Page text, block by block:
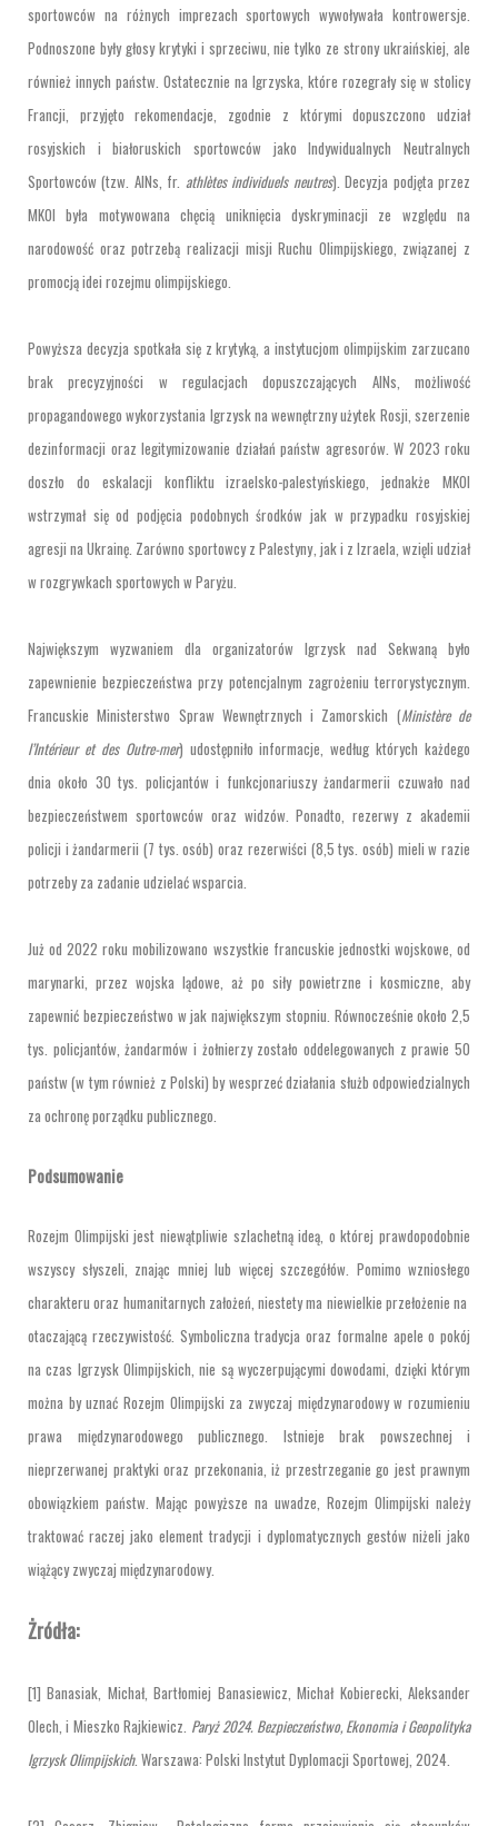
sportowców na różnych imprezach sportowych wywoływała kontrowersje.
Podnoszone były głosy krytyki i sprzeciwu, nie tylko ze strony ukraińskiej, ale
również innych państw. Ostatecznie na Igrzyska, które rozegrały się w stolicy
Francji, przyjęto rekomendacje, zgodnie z którymi dopuszczono udział
rosyjskich i białoruskich sportowców jako Indywidualnych Neutralnych
Sportowców (tzw. AINs, fr. athlètes individuels neutres). Decyzja podjęta przez
MKOI była motywowana chęcią uniknięcia dyskryminacji ze względu na
narodowość oraz potrzebą realizacji misji Ruchu Olimpijskiego, związanej z
promocją idei rozejmu olimpijskiego.
Powyższa decyzja spotkała się z krytyką, a instytucjom olimpijskim zarzucano
brak precyzyjności w regulacjach dopuszczających AINs, możliwość
propagandowego wykorzystania Igrzysk na wewnętrzny użytek Rosji, szerzenie
dezinformacji oraz legitymizowanie działań państw agresorów. W 2023 roku
doszło do eskalacji konfliktu izraelsko-palestyńskiego, jednakże MKOI
wstrzymał się od podjęcia podobnych środków jak w przypadku rosyjskiej
agresji na Ukrainę. Zarówno sportowcy z Palestyny, jak i z Izraela, wzięli udział
w rozgrywkach sportowych w Paryżu.
Największym wyzwaniem dla organizatorów Igrzysk nad Sekwaną było
zapewnienie bezpieczeństwa przy potencjalnym zagrożeniu terrorystycznym.
Francuskie Ministerstwo Spraw Wewnętrznych i Zamorskich (Ministère de
l’Intérieur et des Outre-mer) udostępniło informacje, według których każdego
dnia około 30 tys. policjantów i funkcjonariuszy żandarmerii czuwało nad
bezpieczeństwem sportowców oraz widzów. Ponadto, rezerwy z akademii
policji i żandarmerii (7 tys. osób) oraz rezerwiści (8,5 tys. osób) mieli w razie
potrzeby za zadanie udzielać wsparcia.
Już od 2022 roku mobilizowano wszystkie francuskie jednostki wojskowe, od
marynarki, przez wojska lądowe, aż po siły powietrzne i kosmiczne, aby
zapewnić bezpieczeństwo w jak największym stopniu. Równocześnie około 2,5
tys. policjantów, żandarmów i żołnierzy zostało oddelegowanych z prawie 50
państw (w tym również z Polski) by wesprzeć działania służb odpowiedzialnych
za ochronę porządku publicznego.
Podsumowanie
Rozejm Olimpijski jest niewątpliwie szlachetną ideą, o której prawdopodobnie
wszyscy słyszeli, znając mniej lub więcej szczegółów. Pomimo wzniosłego
charakteru oraz humanitarnych założeń, niestety ma niewielkie przełożenie na
otaczającą rzeczywistość. Symboliczna tradycja oraz formalne apele o pokój
na czas Igrzysk Olimpijskich, nie są wyczerpującymi dowodami, dzięki którym
można by uznać Rozejm Olimpijski za zwyczaj międzynarodowy w rozumieniu
prawa międzynarodowego publicznego. Istnieje brak powszechnej i
nieprzerwanej praktyki oraz przekonania, iż przestrzeganie go jest prawnym
obowiązkiem państw. Mając powyższe na uwadze, Rozejm Olimpijski należy
traktować raczej jako element tradycji i dyplomatycznych gestów niżeli jako
wiążący zwyczaj międzynarodowy.
Żródła:
[1] Banasiak, Michał, Bartłomiej Banasiewicz, Michał Kobierecki, Aleksander
Olech, i Mieszko Rajkiewicz. Paryż 2024. Bezpieczeństwo, Ekonomia i Geopolityka
Igrzysk Olimpijskich. Warszawa: Polski Instytut Dyplomacji Sportowej, 2024.